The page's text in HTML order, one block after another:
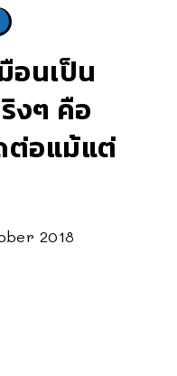
อนเป็น
งๆ คือ
ต่อแม้แต่
2018